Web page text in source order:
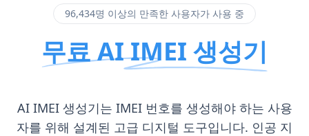
96,434명 이상의 만족한 사용자가 사용 중
무료 AI IMEI 생성기
AI IMEI 생성기는 IMEI 번호를 생성해야 하는 사용
자를 위해 설계된 고급 디지털 도구입니다. 인공 지